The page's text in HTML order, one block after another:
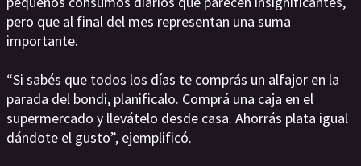
pero que al final del mes representan una suma
importante.
“Si sabés que todos los días te comprás un alfajor en la
parada del bondi, planificalo. Comprá una caja en el
supermercado y llevátelo desde casa. Ahorrás plata igual
dándote el gusto”, ejemplificó.